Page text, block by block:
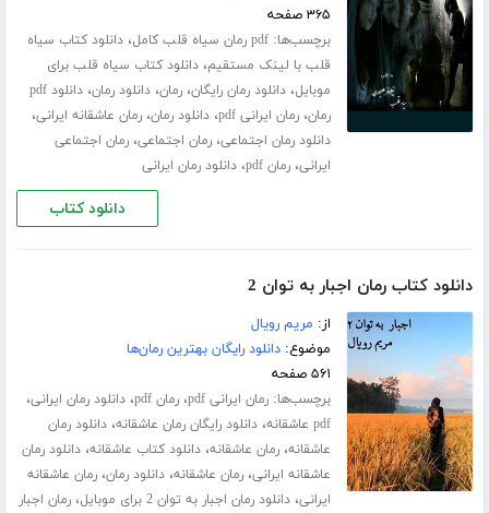
۳۶۵ صفحه
برچسب‌ها:pdf رمان سیاه قلب کامل ،دانلود کتاب سیاه
قلب با لینک مستقیم،دانلود کتاب سیاه قلب برای
موبایل،دانلود رمان رایگان،رمان،دانلود رمان،
دانلود pdf
رمان،رمان ایرانی pdf ،دانلود رمان،رمان عاشقانه ایرانی،
دانلود رمان اجتماعی،رمان اجتماعی،رمان اجتماعی
ایرانی،رمان pdf ،دانلود رمان ایرانی
دانلود کتاب
دانلود کتاب رمان اجبار به توان 2
از: مریم رویال
موضوع:دانلود رایگان بهترین رمان‌ها
۵۶۱ صفحه
برچسب‌ها:رمان ایرانی pdf ،رمان pdf ،دانلود رمان ایرانی،
pdf عاشقانه ،دانلود رایگان رمان عاشقانه،دانلود رمان
عاشقانه،رمان عاشقانه،دانلود کتاب عاشقانه،دانلود رمان
عاشقانه ایرانی،رمان عاشقانه،دانلود رمان،رمان عاشقانه
ایرانی،دانلود رمان اجبار به توان 2 برای موبایل ،رمان اجبار